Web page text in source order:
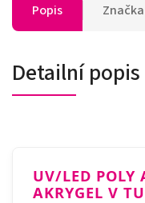
Popis Značka
Detailní
UV/LED POLY
AKRYGEL V